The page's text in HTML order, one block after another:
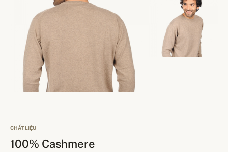
CHẤT LIỆU
100% Cashmere